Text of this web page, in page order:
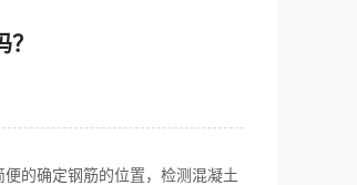
的确定钢筋的位置，检测混凝土